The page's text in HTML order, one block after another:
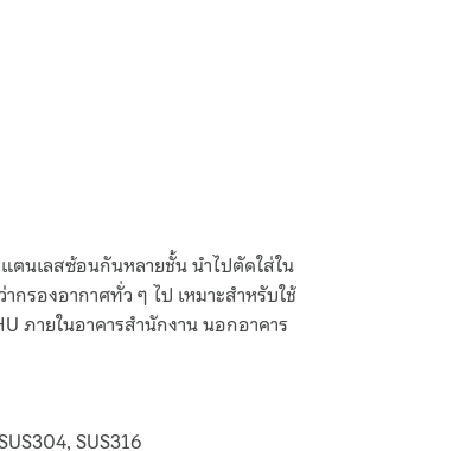
นเลสซ้อนกันหลายชั้น นำไปตัดใส่ใน
รองอากาศทั่ว ๆ ไป เหมาะสำหรับใช้
ภายในอาคารสำนักงาน นอกอาคาร
SUS316